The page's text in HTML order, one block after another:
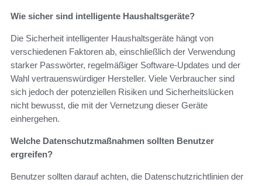
Wie sicher sind intelligente Haushaltsgeräte?
Die Sicherheit intelligenter Haushaltsgeräte hängt von
verschiedenen Faktoren ab, einschließlich der Verwendung
starker Passwörter, regelmäßiger Software-Updates und der
Wahl vertrauenswürdiger Hersteller. Viele Verbraucher sind
sich jedoch der potenziellen Risiken und Sicherheitslücken
nicht bewusst, die mit der Vernetzung dieser Geräte
einhergehen.
Welche Datenschutzmaßnahmen sollten Benutzer
ergreifen?
Benutzer sollten darauf achten, die Datenschutzrichtlinien der